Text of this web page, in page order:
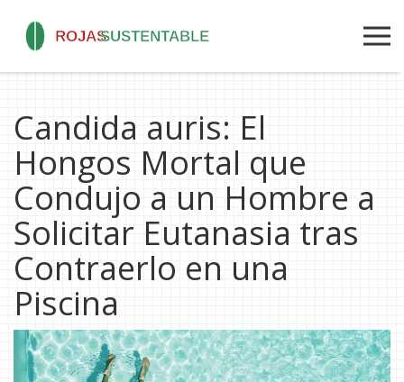
Candida auris: El
Hongos Mortal que
Condujo a un Hombre a
Solicitar Eutanasia tras
Contraerlo en una
Piscina